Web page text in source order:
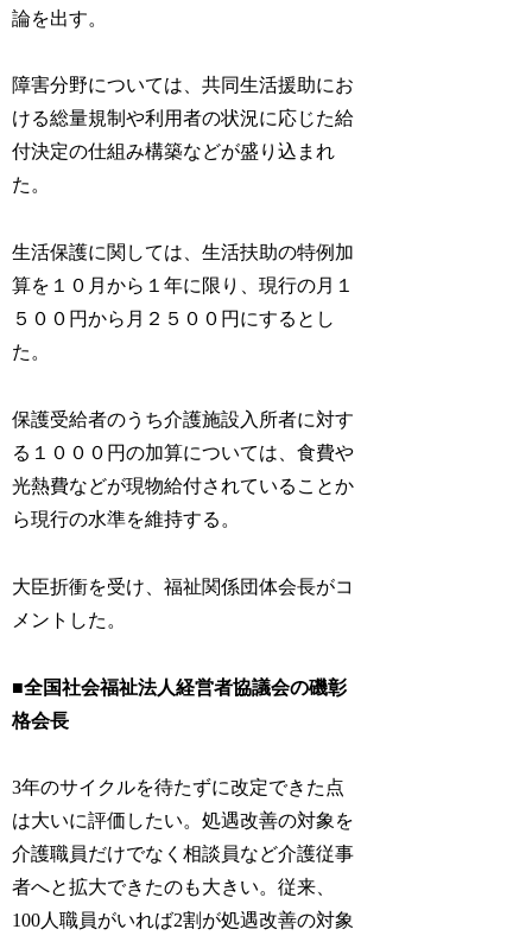
論を出す。
障害分野については、共同生活援助にお
ける総量規制や利用者の状況に応じた給
付決定の仕組み構築などが盛り込まれ
た。
生活保護に関しては、生活扶助の特例加
算を１０月から１年に限り、現行の月１
５００円から月２５００円にするとし
た。
保護受給者のうち介護施設入所者に対す
る１０００円の加算については、食費や
光熱費などが現物給付されていることか
ら現行の水準を維持する。
大臣折衝を受け、福祉関係団体会長がコ
メントした。
■全国社会福祉法人経営者協議会の磯彰
格会長
3年のサイクルを待たずに改定できた点
は大いに評価したい。処遇改善の対象を
介護職員だけでなく相談員など介護従事
者へと拡大できたのも大きい。従来、
100人職員がいれば2割が処遇改善の対象